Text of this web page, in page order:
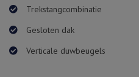
Trekstangcombinatie
Gesloten dak
Verticale duwbeugels